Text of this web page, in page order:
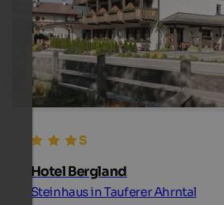
Hotel Bergland
Steinhaus in Tauferer Ahrntal